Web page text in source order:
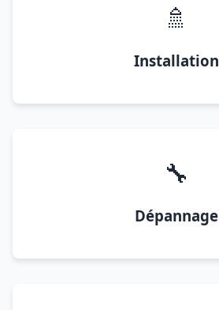
🚿
Installation
🔧
Dépannage